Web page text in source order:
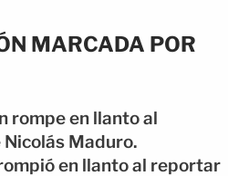
MARCADA POR
rompe en llanto al
Maduro.
en llanto al reportar